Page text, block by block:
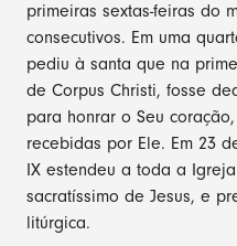
primeiras sextas-feiras do
consecutivos. Em uma
pediu à santa que na
de Corpus Christi, fosse
para honrar o Seu
recebidas por Ele. Em 23
IX estendeu a toda a
sacratíssimo de Jesus, e
litúrgica.